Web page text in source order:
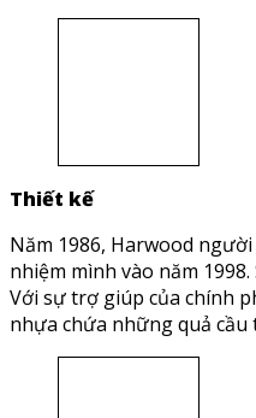
Thiết kế
Năm 1986, Harwood
nhiệm mình vào năm
Với sự trợ giúp của chính
nhựa chứa những quả cầu